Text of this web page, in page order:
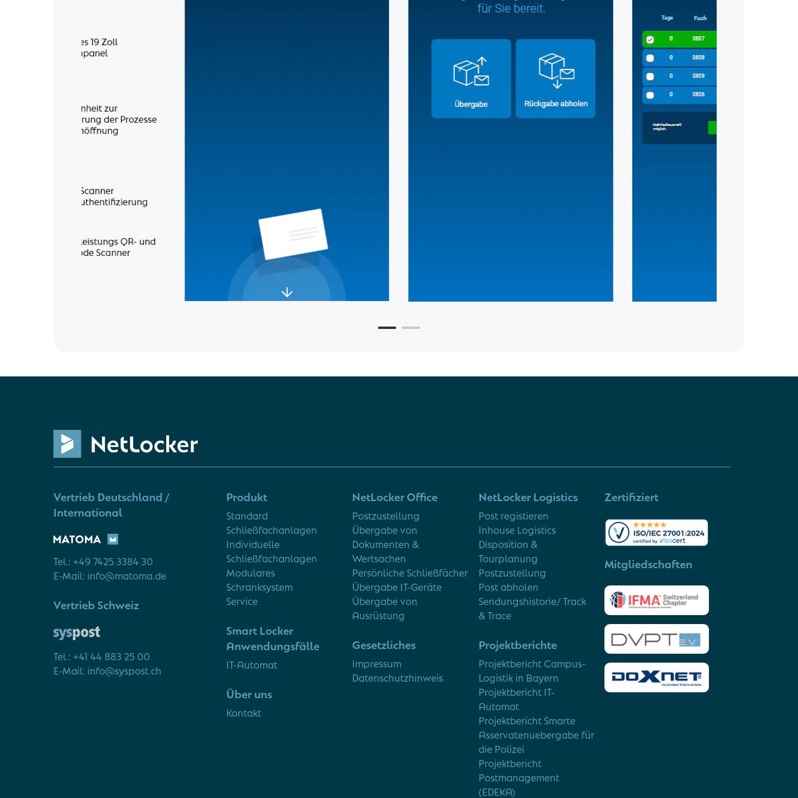
Vertrieb Deutschland /
International
Tel.: +49 7425 3384 30
E-Mail: info@matoma.de
Vertrieb Schweiz
Tel.: +41 44 883 25 00
E-Mail: info@syspost.ch
Produkt
Standard
Schließfachanlagen
Individuelle
Schließfachanlagen
Modulares
Schranksystem
Service
Smart Locker
Anwendungsfälle
IT-Automat
Über uns
Kontakt
NetLocker Office
Postzustellung
Übergabe von
Dokumenten &
Wertsachen
Persönliche Schließfächer
Übergabe IT-Geräte
Übergabe von
Ausrüstung
Gesetzliches
Impressum
Datenschutzhinweis
NetLocker Logistics
Post registieren
Inhouse Logistics
Disposition &
Tourplanung
Postzustellung
Post abholen
Sendungshistorie/ Track
& Trace
Projektberichte
Projektbericht Campus-
Logistik in Bayern
Projektbericht IT-
Automat
Projektbericht Smarte
Asservatenuebergabe für
die Polizei
Projektbericht
Postmanagement
(EDEKA)
Zertifiziert
Mitgliedschaften